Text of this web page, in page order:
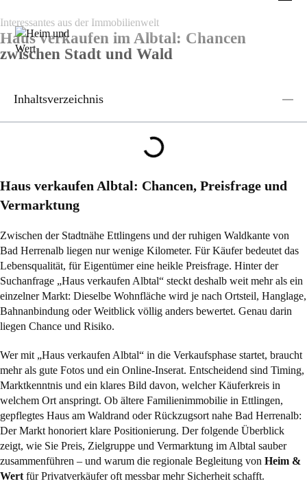
Interessantes aus der Immobilienwelt
Haus verkaufen im Albtal: Chancen
zwischen Stadt und Wald
Inhaltsverzeichnis
Haus verkaufen Albtal: Chancen, Preisfrage und
Vermarktung
Zwischen der Stadtnähe Ettlingens und der ruhigen Waldkante von
Bad Herrenalb liegen nur wenige Kilometer. Für Käufer bedeutet das
Lebensqualität, für Eigentümer eine heikle Preisfrage. Hinter der
Suchanfrage „Haus verkaufen Albtal“ steckt deshalb weit mehr als ein
einzelner Markt: Dieselbe Wohnfläche wird je nach Ortsteil, Hanglage,
Bahnanbindung oder Weitblick völlig anders bewertet. Genau darin
liegen Chance und Risiko.
Wer mit „Haus verkaufen Albtal“ in die Verkaufsphase startet, braucht
mehr als gute Fotos und ein Online-Inserat. Entscheidend sind Timing,
Marktkenntnis und ein klares Bild davon, welcher Käuferkreis in
welchem Ort anspringt. Ob ältere Familienimmobilie in Ettlingen,
gepflegtes Haus am Waldrand oder Rückzugsort nahe Bad Herrenalb:
Der Markt honoriert klare Positionierung. Der folgende Überblick
zeigt, wie Sie Preis, Zielgruppe und Vermarktung im Albtal sauber
zusammenführen – und warum die regionale Begleitung von Heim &
Wert für Privatverkäufer oft messbar mehr Sicherheit schafft.